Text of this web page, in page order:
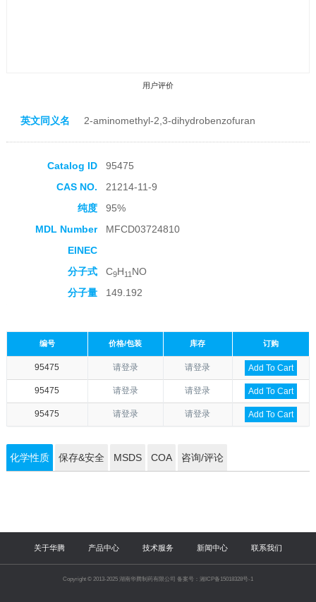
用户评价
收藏产品
英文同义名 2-aminomethyl-2,3-dihydrobenzofuran
Catalog ID
95475
CAS NO.
21214-11-9
纯度
95%
MDL Number
MFCD03724810
EINEC
分子式
C9H11 NO
分子量
149.192
编号 价格/包装 库存 订购
95475 请登录 请登录 Add To Cart
95475 请登录 请登录 Add To Cart
95475 请登录 请登录 Add To Cart
化学性质 保存&安全 MSDS COA 咨询/评论
关于华腾 产品中心 技术服务 新闻中心 联系我们
Copyright © 2013-2025 湖南华腾制药有限公司 备案号：湘ICP备15018328号-1